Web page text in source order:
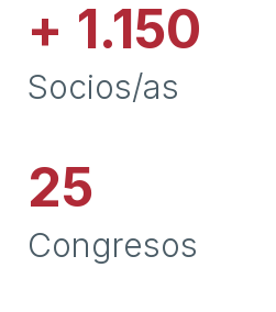
+ 1.150
Socios/as
25
Congresos